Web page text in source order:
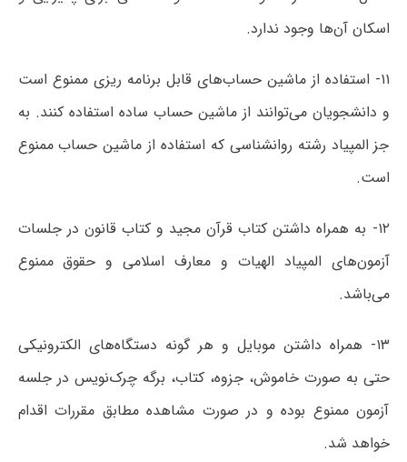
اسکان آن‌ها وجود ندارد.
۱۱- استفاده از ماشین حساب‌های قابل برنامه ریزی ممنوع است
و دانشجویان می‌توانند از ماشین حساب ساده استفاده کنند. به
جز المپیاد رشته روانشناسی که استفاده از ماشین حساب ممنوع
است.
۱۲- به همراه داشتن کتاب قرآن مجید و کتاب قانون در جلسات
آزمون‌های المپیاد الهیات و معارف اسلامی و حقوق ممنوع
می‌باشد.
۱۳- همراه داشتن موبایل و هر گونه دستگاه‌های الکترونیکی
حتی به صورت خاموش، جزوه، کتاب، برگه چرک‌نویس در جلسه
آزمون ممنوع بوده و در صورت مشاهده مطابق مقررات اقدام
خواهد شد.